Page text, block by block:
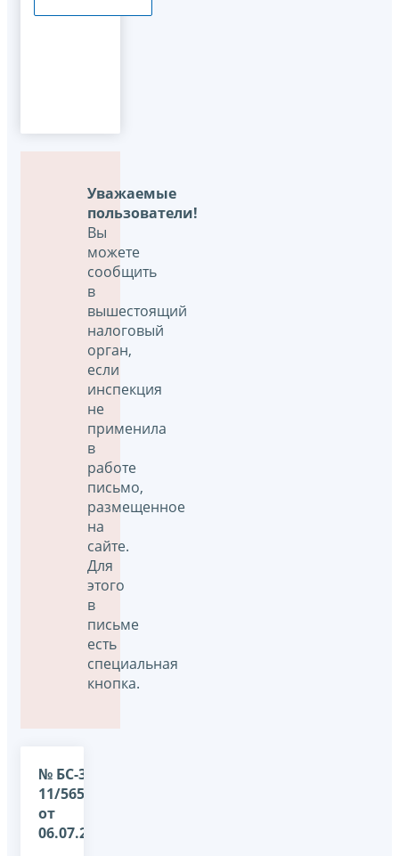
Уважаемые
пользователи!
Вы
можете
сообщить
в
вышестоящий
налоговый
орган,
если
инспекция
не
применила
в
работе
письмо,
размещенное
на
сайте.
Для
этого
в
письме
есть
специальная
кнопка.
№ БС-36-
11/5654@
от
06.07.2026